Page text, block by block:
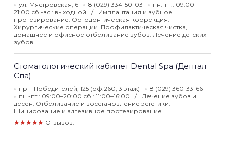
ул. Мястровская, 6 8 (029) 334-50-03
пн.-пт.: 09:00–
21:00 сб.-вс.: выходной
Имплантация и зубное
протезирование. Ортодонтическая коррекция.
Хирургические операции. Профилактическая чистка,
домашнее и офисное отбеливание зубов. Лечение детских
зубов.
Стоматологический кабинет Dental Spa (Дентал
Спа)
пр-т Победителей, 125 (оф.260, 3 этаж)
8 (029) 360-33-66
пн.-пт.: 09:00–20:00 сб.: 11:00–16:00
Лечение зубов и
десен. Отбеливание и восстановление эстетики.
Шинирование и адгезивное протезирование.
★★★★★ Отзывов: 1